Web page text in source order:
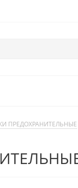
ПРЕДОХРАНИТЕЛЬНЫЕ